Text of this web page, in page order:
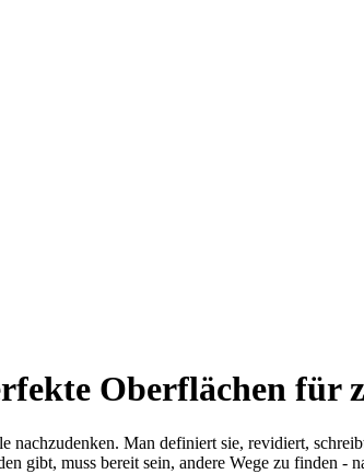
Oberflächen für
nachzudenken. Man definiert sie, revidiert,
gibt, muss bereit sein, andere Wege zu finden -